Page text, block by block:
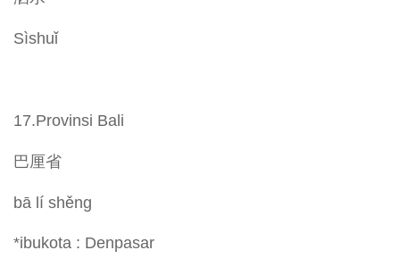
Sìshuǐ
17.Provinsi Bali
巴厘省
bā lí shěng
*ibukota : Denpasar